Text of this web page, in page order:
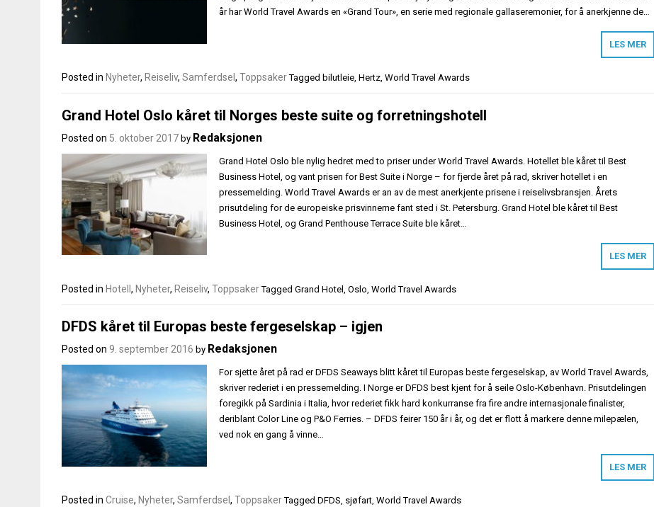
år har World Travel Awards en «Grand Tour», en serie med regionale gallaseremonier, for å anerkjenne de…
LES MER
Posted in Nyheter, Reiseliv, Samferdsel , Toppsaker Tagged bilutleie, Hertz, World Travel Awards
Grand Hotel Oslo kåret til Norges beste suite og forretningshotell
Posted on 5. oktober 2017 by Redaksjonen
Grand Hotel Oslo ble nylig hedret med to priser under World Travel Awards. Hotellet ble kåret til Best
Business Hotel, og vant prisen for Best Suite i Norge – for fjerde året på rad, skriver hotellet i en
pressemelding. World Travel Awards er an av de mest anerkjente prisene i reiselivsbransjen. Årets
prisutdeling for de europeiske prisvinnerne fant sted i St. Petersburg. Grand Hotel ble kåret til Best
Business Hotel, og Grand Penthouse Terrace Suite ble kåret…
LES MER
Posted in Hotell , Nyheter, Reiseliv, Toppsaker Tagged Grand Hotel Oslo World Travel Awards
DFDS kåret til Europas beste fergeselskap – igjen
Posted on 9. september 2016 by Redaksjonen
For sjette året på rad er DFDS Seaways blitt kåret til Europas beste fergeselskap, av World Travel Awards,
skriver rederiet i en pressemelding. I Norge er DFDS best kjent for å seile Oslo-København. Prisutdelingen
foregikk på Sardinia i Italia, hvor rederiet fikk hard konkurranse fra fire andre internasjonale finalister,
deriblant Color Line og P&O Ferries. – DFDS feirer 150 år i år, og det er flott å markere denne milepælen,
ved nok en gang å vinne…
LES MER
Posted in Cruise, Nyheter, Samferdsel , Toppsaker Tagged DFDS, sjøfart, World Travel Awards